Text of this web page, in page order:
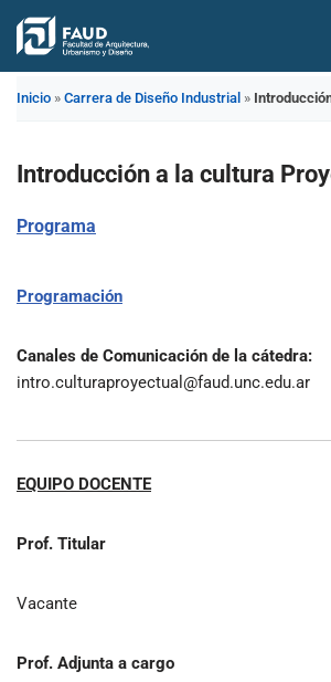
Saltar
Inicio » Carrera de Diseño Industrial »
Introducción a la cultura
Programa
Programación
Canales de Comunicación de la cátedra:
intro.culturaproyectual@faud.unc.edu.ar
EQUIPO DOCENTE
Prof. Titular
Vacante
Prof. Adjunta a cargo